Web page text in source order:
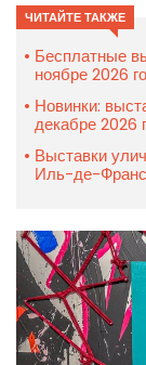
ЧИТАЙТЕ ТАКЖЕ
Бесплатные
ноябре 2026
Новинки:
декабре
Выставки
Иль-де-Франс